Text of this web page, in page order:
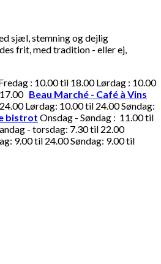
sjæl, stemning og dejlig
frit, med tradition - eller ej,
: 10.00 til 18.00 Lørdag : 10.00
Beau Marché - Café à Vins
Lørdag: 10.00 til 24.00 Søndag:
bistrot Onsdag - Søndag : 11.00 til
- torsdag: 7.30 til 22.00
9.00 til 24.00 Søndag: 9.00 til